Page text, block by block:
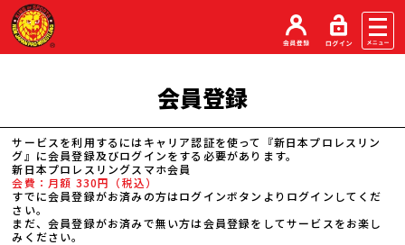
会員登録
サービスを利用するにはキャリア認証を使って『新日本プロレスリン
グ』に会員登録及びログインをする必要があります。
新日本プロレスリングスマホ会員
会費：月額 330円（税込）
すでに会員登録がお済みの方はログインボタンよりログインしてくだ
さい。
まだ、会員登録がお済みで無い方は会員登録をしてサービスをお楽し
みください。